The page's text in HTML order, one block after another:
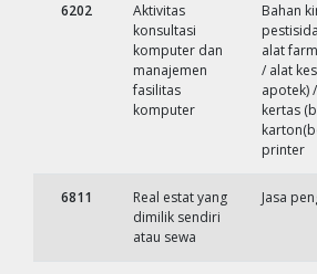
6202
Aktivitas
konsultasi
komputer dan
manajemen
fasilitas
komputer
Bahan
alat
/ alat
apotek)
kertas
printer
6811
Real estat yang
dimilik sendiri
atau sewa
Jasa